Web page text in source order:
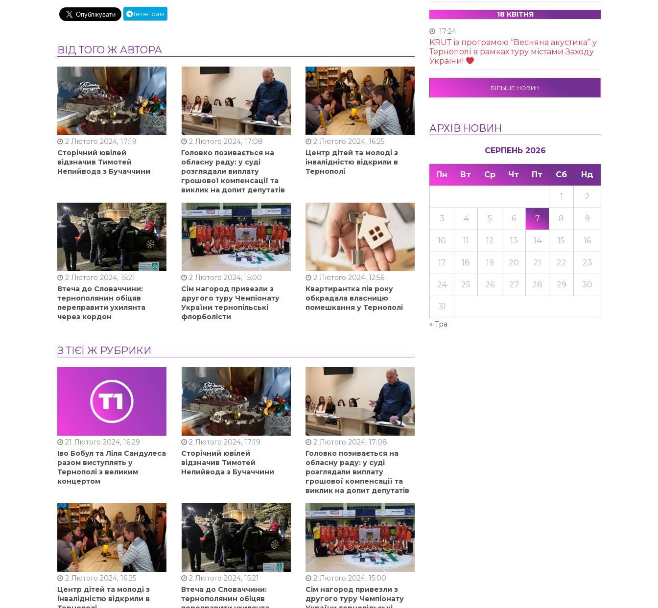
Телеграм
ВІД ТОГО Ж АВТОРА
2 Лютого 2024, 17:19
Сторічний ювілей
відзначив Тимотей
Непийвода з Бучаччини
2 Лютого 2024, 17:08
Головко позивається на
обласну раду: у суді
розглядали виплату
грошової компенсації та
виклик на допит депутатів
2 Лютого 2024, 16:25
Центр дітей та молоді з
інвалідністю відкрили в
Тернополі
2 Лютого 2024, 15:21
Втеча до Словаччини:
тернополянин обіцяв
переправити ухилянта
через кордон
2 Лютого 2024, 15:00
Сім нагород привезли з
другого туру Чемпіонату
України тернопільські
флорболісти
2 Лютого 2024, 12:56
Квартирантка пів року
обкрадала власницю
помешкання у Тернополі
З ТІЄЇ Ж РУБРИКИ
21 Лютого 2024, 16:29
Іво Бобул та Ліля Сандулеса
разом виступлять у
Тернополі з великим
концертом
2 Лютого 2024, 17:19
Сторічний ювілей
відзначив Тимотей
Непийвода з Бучаччини
2 Лютого 2024, 17:08
Головко позивається на
обласну раду: у суді
розглядали виплату
грошової компенсації та
виклик на допит депутатів
2 Лютого 2024, 16:25
Центр дітей та молоді з
інвалідністю відкрили в
2 Лютого 2024, 15:21
Втеча до Словаччини:
тернополянин обіцяв
2 Лютого 2024, 15:00
Сім нагород привезли з
другого туру Чемпіонату
18 КВІТНЯ
17:24
KRUТ із програмою “Весняна акустика” у
Тернополі в рамках туру містами Заходу
України!
БІЛЬШЕ НОВИН
АРХІВ НОВИН
СЕРПЕНЬ 2026
Пн Вт Ср Чт Пт Сб Нд
« Тра
1 2
3 4 5 6 7 8 9
10 11 12 13 14 15 16
17 18 19 20 21 22 23
24 25 26 27 28 29 30
31